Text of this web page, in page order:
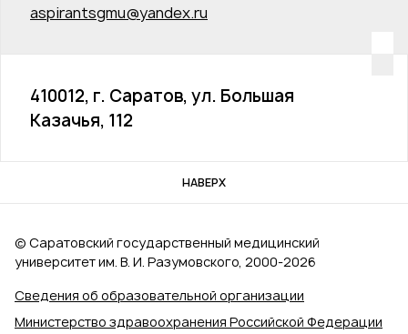
aspirantsgmu@yandex.ru
410012, г. Саратов, ул. Большая
Казачья, 112
НАВЕРХ
Сведения об образовательной организации
Министерство здравоохранения Российской Федерации
© Саратовский государственный медицинский
университет им. В. И. Разумовского, 2000‑2026